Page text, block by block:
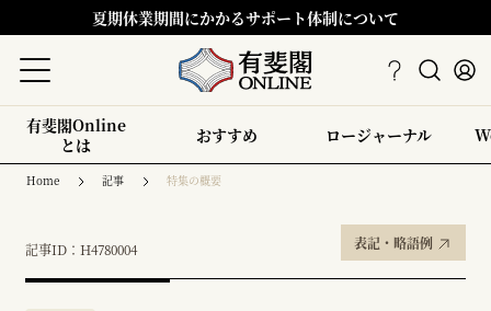
夏期休業期間にかかるサポート体制について
有斐閣Online
とは
おすすめ ロージャーナル
Home 記事 特集の概要
記事ID：H4780004 表記・略語例